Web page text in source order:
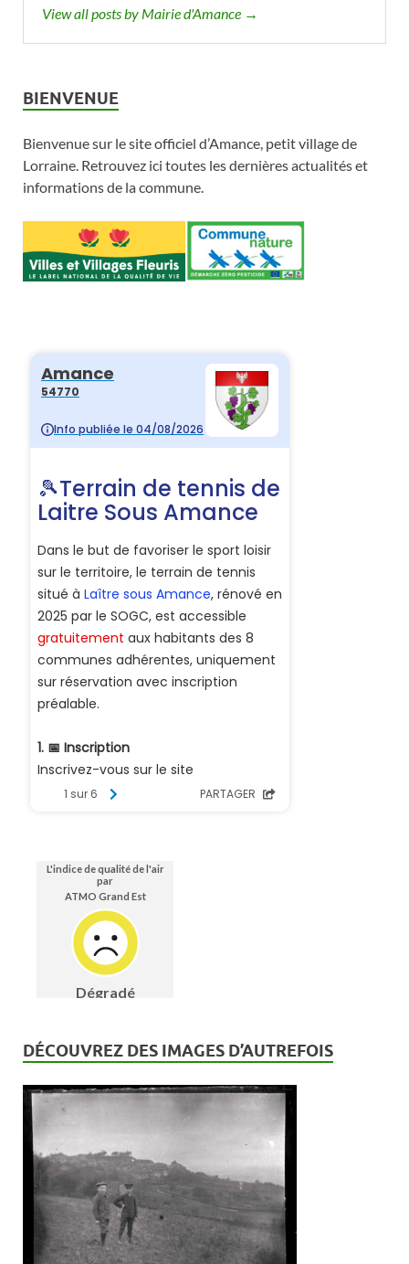
View all posts by Mairie d'Amance →
BIENVENUE
Bienvenue sur le site officiel d’Amance, petit village de
Lorraine. Retrouvez ici toutes les dernières actualités et
informations de la commune.
DÉCOUVREZ DES IMAGES D’AUTREFOIS